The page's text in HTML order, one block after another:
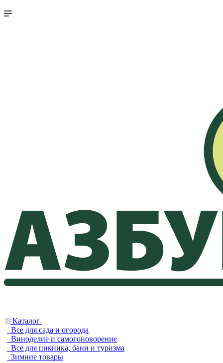
Каталог
Все для сада и огорода
Виноделие и самогоноворение
Все для пикника, бани и туризма
Зимние товары